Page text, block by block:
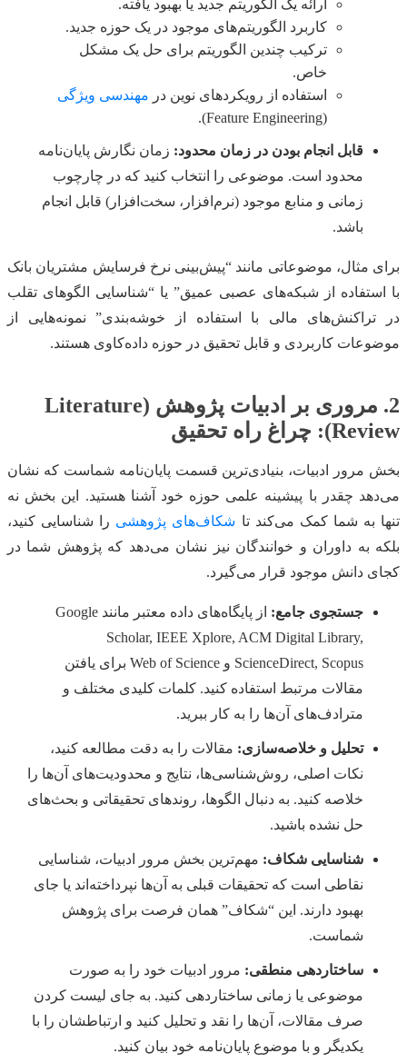
ارائه یک الگوریتم جدید یا بهبود یافته.
کاربرد الگوریتم‌های موجود در یک حوزه جدید.
ترکیب چندین الگوریتم برای حل یک مشکل
خاص.
استفاده از رویکردهای نوین در مهندسی ویژگی
(Feature Engineering).
قابل انجام بودن در زمان محدود: زمان نگارش پایان‌نامه
محدود است. موضوعی را انتخاب کنید که در چارچوب
زمانی و منابع موجود (نرم‌افزار، سخت‌افزار) قابل انجام
باشد.
برای مثال، موضوعاتی مانند “پیش‌بینی نرخ فرسایش مشتریان بانک
با استفاده از شبکه‌های عصبی عمیق” یا “شناسایی الگوهای تقلب
در تراکنش‌های مالی با استفاده از خوشه‌بندی” نمونه‌هایی از
موضوعات کاربردی و قابل تحقیق در حوزه داده‌کاوی هستند.
2. مروری بر ادبیات پژوهش (Literature
Review): چراغ راه تحقیق
بخش مرور ادبیات، بنیادی‌ترین قسمت پایان‌نامه شماست که نشان
می‌دهد چقدر با پیشینه علمی حوزه خود آشنا هستید. این بخش نه
تنها به شما کمک می‌کند تا شکاف‌های پژوهشی را شناسایی کنید،
بلکه به داوران و خوانندگان نیز نشان می‌دهد که پژوهش شما در
کجای دانش موجود قرار می‌گیرد.
جستجوی جامع:
از پایگاه‌های داده معتبر مانند Google
Scholar, IEEE Xplore, ACM Digital Library,
ScienceDirect, Scopus و Web of Science برای یافتن
مقالات مرتبط استفاده کنید. کلمات کلیدی مختلف و
مترادف‌های آن‌ها را به کار ببرید.
تحلیل و خلاصه‌سازی: مقالات را به دقت مطالعه کنید،
نکات اصلی، روش‌شناسی‌ها، نتایج و محدودیت‌های آن‌ها را
خلاصه کنید. به دنبال الگوها، روندهای تحقیقاتی و بحث‌های
حل نشده باشید.
شناسایی شکاف: مهم‌ترین بخش مرور ادبیات، شناسایی
نقاطی است که تحقیقات قبلی به آن‌ها نپرداخته‌اند یا جای
بهبود دارند. این “شکاف” همان فرصت برای پژوهش
شماست.
ساختاردهی منطقی: مرور ادبیات خود را به صورت
موضوعی یا زمانی ساختاردهی کنید. به جای لیست کردن
صرف مقالات، آن‌ها را نقد و تحلیل کنید و ارتباطشان را با
یکدیگر و با موضوع پایان‌نامه خود بیان کنید.